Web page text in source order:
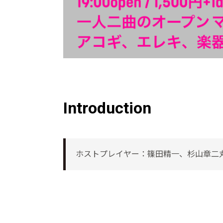
Introduction
ホストプレイヤー：篠田精一、杉山章二